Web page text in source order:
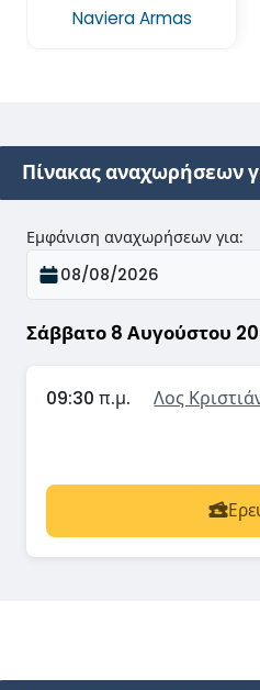
Naviera Armas
Πίνακας αναχωρήσεων
Σάββατο 8 Αυγούστου
Εμφάνιση αναχωρήσεων για:
08/08/2026
09:30 π.μ.
Λος